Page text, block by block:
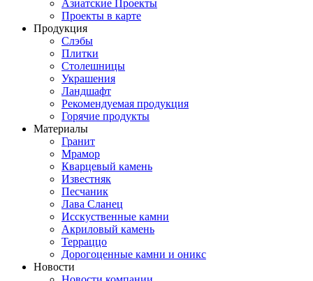
Азиатские Проекты
Проекты в карте
Продукция
Слэбы
Плитки
Столешницы
Украшения
Ландшафт
Рекомендуемая продукция
Горячие продукты
Материалы
Гранит
Мрамор
Кварцевый камень
Известняк
Песчаник
Лава Сланец
Исскуственные камни
Акриловый камень
Терраццо
Дорогоценные камни и оникс
Новости